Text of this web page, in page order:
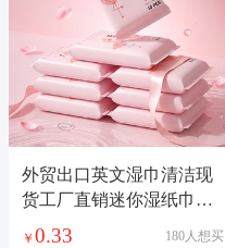
外贸出口英文湿巾清洁现
货工厂直销迷你湿纸巾婴
儿手口非洲南美跨境电商
￥ 0.33 180人想买